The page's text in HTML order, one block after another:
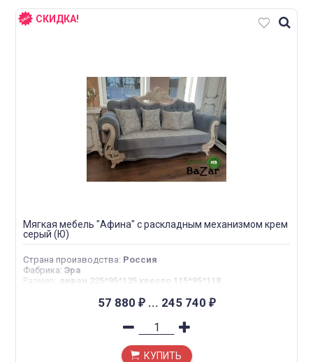
СКИДКА!
Мягкая мебель "Афина" с раскладным механизмом крем
серый (Ю)
Страна производства: Россия
Фабрика: Эра
Размер : диван 225*95*125 кресло 115*95*118
57 880 ₽... 245 740 ₽
КУПИТЬ